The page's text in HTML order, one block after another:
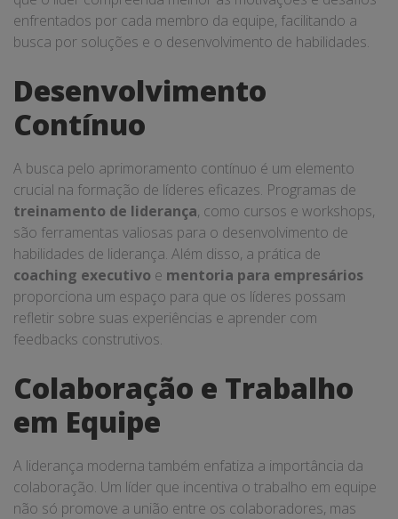
enfrentados por cada membro da equipe, facilitando a
busca por soluções e o desenvolvimento de habilidades.
Desenvolvimento
Contínuo
A busca pelo aprimoramento contínuo é um elemento
crucial na formação de líderes eficazes. Programas de
treinamento de liderança, como cursos e workshops,
são ferramentas valiosas para o desenvolvimento de
habilidades de liderança. Além disso, a prática de
coaching executivo e mentoria para empresários
proporciona um espaço para que os líderes possam
refletir sobre suas experiências e aprender com
feedbacks construtivos.
Colaboração e Trabalho
em Equipe
A liderança moderna também enfatiza a importância da
colaboração. Um líder que incentiva o trabalho em equipe
não só promove a união entre os colaboradores, mas